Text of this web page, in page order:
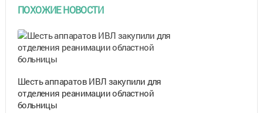
ПОХОЖИЕ НОВОСТИ
Шесть аппаратов ИВЛ закупили для
отделения реанимации областной
больницы